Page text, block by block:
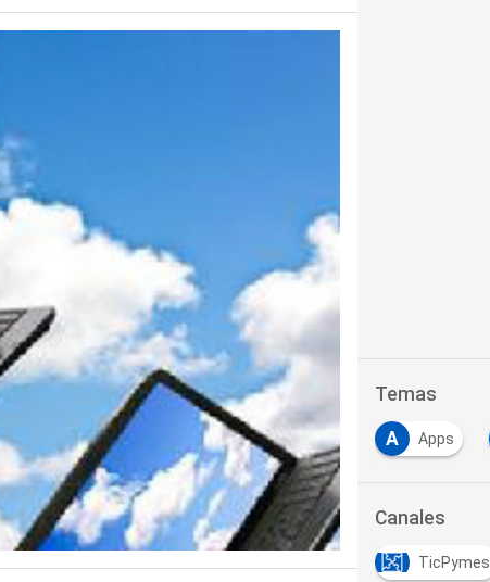
Temas
A Apps
Canales
TicPymes